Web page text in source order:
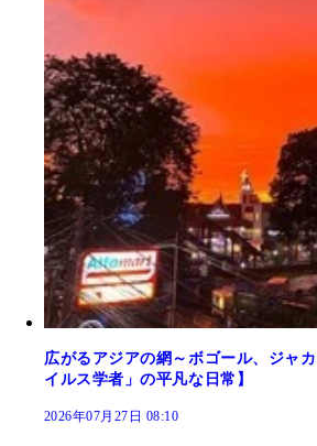
広がるアジアの網～ボゴール、ジャ
イルス学者」の平凡な日常】
2026年07月27日 08:10